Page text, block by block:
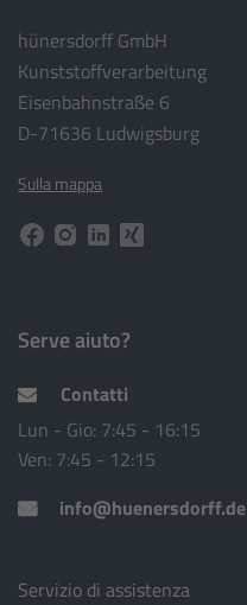
hünersdorff GmbH
Kunststoffverarbeitung
Eisenbahnstraße 6
D-71636 Ludwigsburg
Sulla mappa
Serve aiuto?
Contatti
Lun - Gio: 7:45 - 16:15
Ven: 7:45 - 12:15
info@huenersdorff.de
Servizio di assistenza